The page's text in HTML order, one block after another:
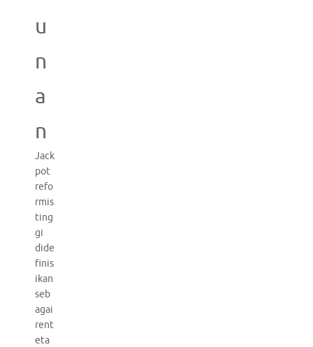
u
n
a
n
Jack
pot
refo
rmis
ting
gi
dide
finis
ikan
seb
agai
rent
eta